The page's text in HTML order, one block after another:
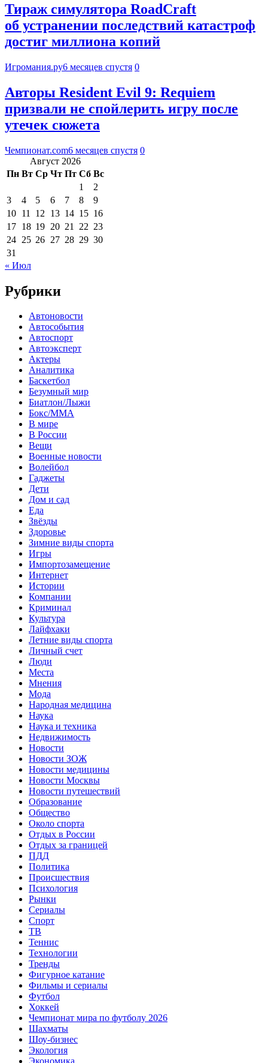
Тираж симулятора RoadCraft
об устранении последствий катастроф
достиг миллиона копий
Игромания.ру6 месяцев спустя 0
Авторы Resident Evil 9: Requiem
призвали не спойлерить игру после
утечек сюжета
Чемпионат.com6 месяцев спустя 0
Август 2026
Пн Вт Ср Чт Пт Сб Вс
1
2
3
4 5 6 7 8
9
10 11 12 13 14 15 16
17 18 19 20 21 22 23
24 25 26 27 28 29 30
31
« Июл
Рубрики
Автоновости
Автособытия
Автоспорт
Автоэксперт
Актеры
Аналитика
Баскетбол
Безумный мир
Биатлон/Лыжи
Бокс/MMA
В мире
В России
Вещи
Военные новости
Волейбол
Гаджеты
Дети
Дом и сад
Еда
Звёзды
Здоровье
Зимние виды спорта
Игры
Импортозамещение
Интернет
Истории
Компании
Криминал
Культура
Лайфхаки
Летние виды спорта
Личный счет
Люди
Места
Мнения
Мода
Народная медицина
Наука
Наука и техника
Недвижимость
Новости
Новости ЗОЖ
Новости медицины
Новости Москвы
Новости путешествий
Образование
Общество
Около спорта
Отдых в России
Отдых за границей
ПДД
Политика
Происшествия
Психология
Рынки
Сериалы
Спорт
ТВ
Теннис
Технологии
Тренды
Фигурное катание
Фильмы и сериалы
Футбол
Хоккей
Чемпионат мира по футболу 2026
Шахматы
Шоу-бизнес
Экология